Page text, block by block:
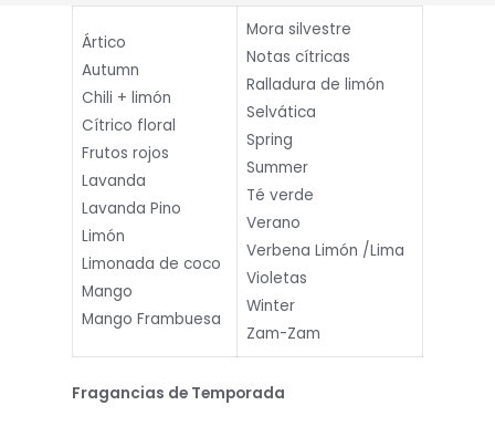
Ártico
Autumn
Chili + limón
Cítrico floral
Frutos rojos
Lavanda
Lavanda Pino
Limón
Limonada de coco
Mango
Mango Frambuesa
Mora silvestre
Notas cítricas
Ralladura de limón
Selvática
Spring
Summer
Té verde
Verano
Verbena Limón /Lima
Violetas
Winter
Zam-Zam
Fragancias de Temporada